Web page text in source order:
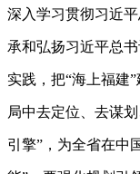
深入学习贯彻习近
承和弘扬习近平总
实践，把“海上福建
局中去定位、去谋
引擎”，为全省在中